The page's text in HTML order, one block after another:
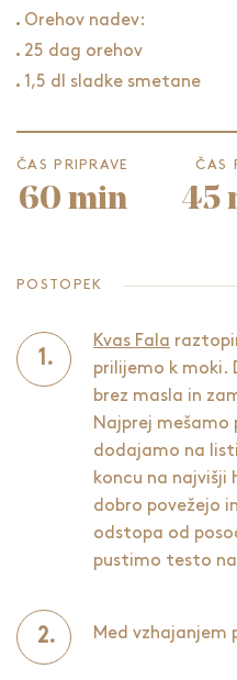
Orehov nadev:
25 dag orehov
1,5 dl sladke smetane
ČAS PRIPRAVE
60 min
ČAS
45
POSTOPEK
Kvas Fala
prilijemo k moki.
brez masla in
Najprej mešamo
dodajamo na
koncu na najvišji
dobro povežejo
odstopa od
pustimo testo
Med vzhajanjem